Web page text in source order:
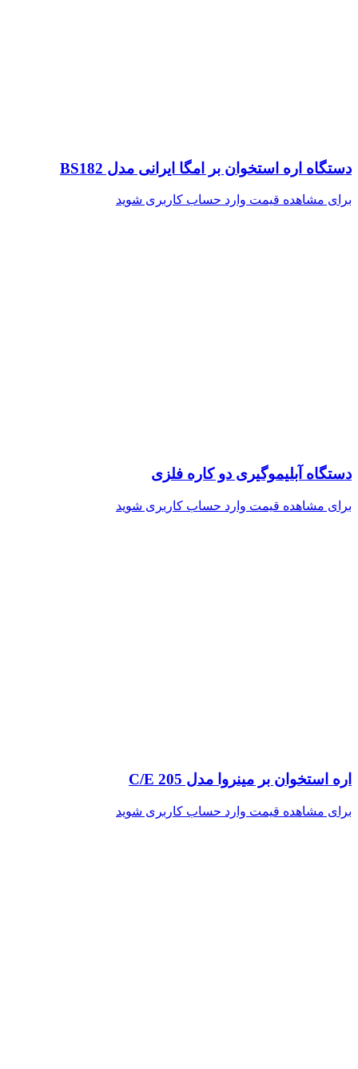
دستگاه اره استخوان بر امگا ایرانی مدل BS182
برای مشاهده قیمت وارد حساب کاربری شوید
دستگاه آبلیموگیری دو کاره فلزی
برای مشاهده قیمت وارد حساب کاربری شوید
اره استخوان بر مینروا مدل C/E 205
برای مشاهده قیمت وارد حساب کاربری شوید